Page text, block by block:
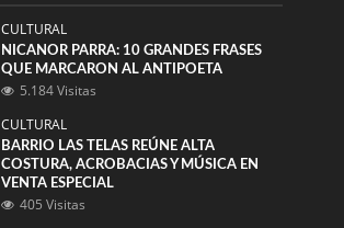
CULTURAL
NICANOR PARRA: 10 GRANDES FRASES
QUE MARCARON AL ANTIPOETA
5.184 Visitas
CULTURAL
BARRIO LAS TELAS REÚNE ALTA
COSTURA, ACROBACIAS Y MÚSICA EN
VENTA ESPECIAL
405 Visitas